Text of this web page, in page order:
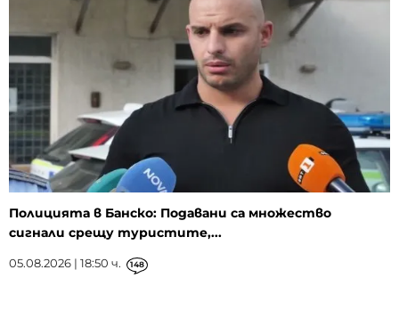
Полицията в Банско: Подавани са множество
сигнали срещу туристите,...
05.08.2026 | 18:50 ч. 148